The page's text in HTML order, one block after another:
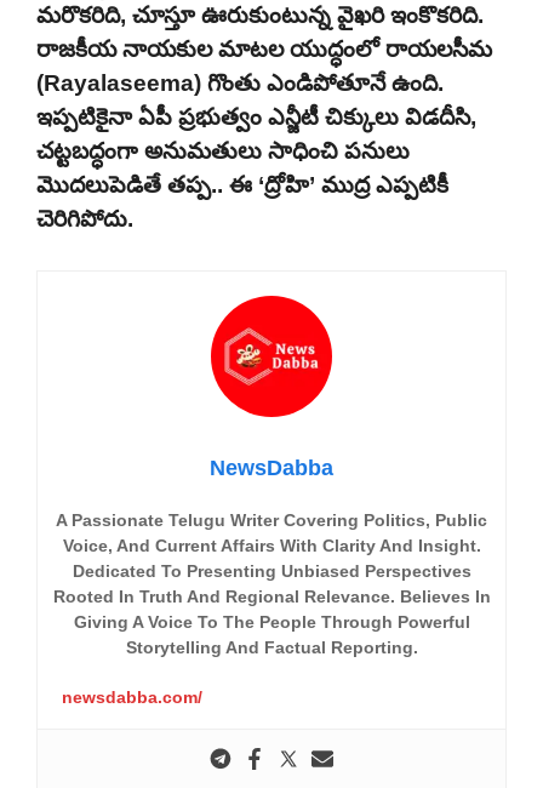
మరొకరిది, చూస్తూ ఊరుకుంటున్న వైఖరి ఇంకొకరిది.
రాజకీయ నాయకుల మాటల యుద్ధంలో రాయలసీమ
(Rayalaseema) గొంతు ఎండిపోతూనే ఉంది.
ఇప్పటికైనా ఏపీ ప్రభుత్వం ఎన్జీటీ చిక్కులు విడదీసి,
చట్టబద్ధంగా అనుమతులు సాధించి పనులు
మొదలుపెడితే తప్ప.. ఈ ‘ద్రోహి’ ముద్ర ఎప్పటికీ
చెరిగిపోదు.
NewsDabba
A Passionate Telugu Writer Covering Politics, Public
Voice, And Current Affairs With Clarity And Insight.
Dedicated To Presenting Unbiased Perspectives
Rooted In Truth And Regional Relevance. Believes In
Giving A Voice To The People Through Powerful
Storytelling And Factual Reporting.
newsdabba.com/